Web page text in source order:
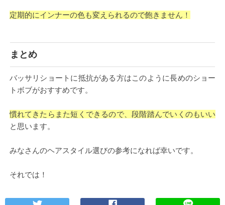
定期的にインナーの色も変えられるので飽きません！
まとめ
バッサリショートに抵抗がある方はこのように長めのショー
トボブがおすすめです。
慣れてきたらまた短くできるので、段階踏んでいくのもいい
と思います。
みなさんのヘアスタイル選びの参考になれば幸いです。
それでは！